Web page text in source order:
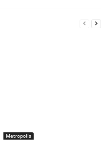
Metropolis